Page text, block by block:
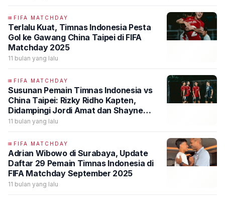
FIFA MATCHDAY
Terlalu Kuat, Timnas Indonesia Pesta
Gol ke Gawang China Taipei di FIFA
Matchday 2025
11 bulan yang lalu
FIFA MATCHDAY
Susunan Pemain Timnas Indonesia vs
China Taipei: Rizky Ridho Kapten,
Didampingi Jordi Amat dan Shayne
Pattynama
11 bulan yang lalu
FIFA MATCHDAY
Adrian Wibowo di Surabaya, Update
Daftar 29 Pemain Timnas Indonesia di
FIFA Matchday September 2025
11 bulan yang lalu